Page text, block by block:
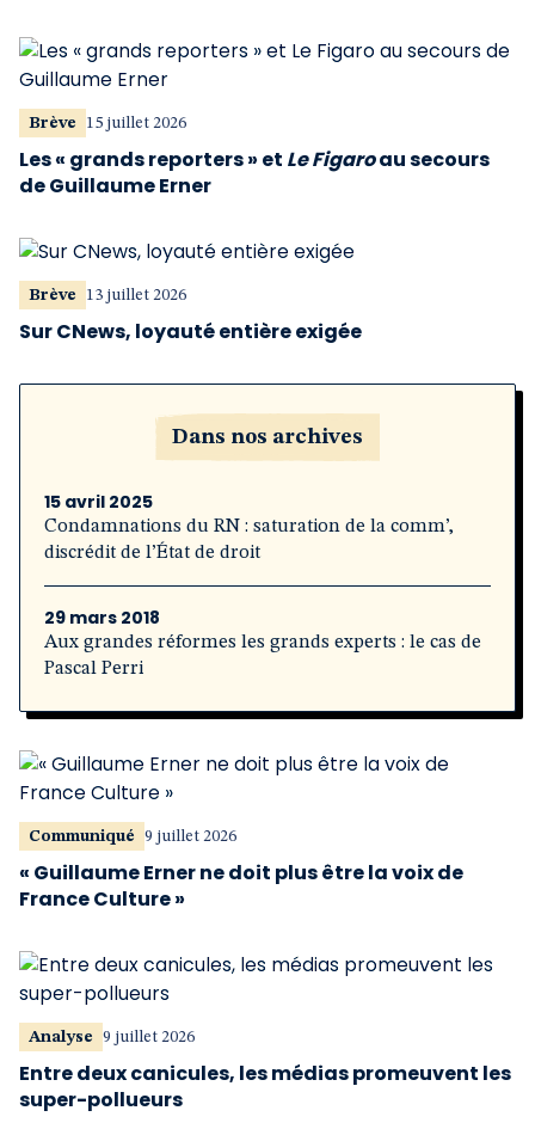
Brève 15 juillet 2026
Les « grands reporters » et Le Figaroau secours
de Guillaume Erner
Brève 13 juillet 2026
Sur CNews, loyauté entière exigée
Dans nos archives
15 avril 2025
Condamnations du RN : saturation de la comm’,
discrédit de l’État de droit
29 mars 2018
Aux grandes réformes les grands experts : le cas de
Pascal Perri
Communiqué 9 juillet 2026
« Guillaume Erner ne doit plus être la voix de
France Culture »
Analyse 9 juillet 2026
Entre deux canicules, les médias promeuvent les
super-pollueurs